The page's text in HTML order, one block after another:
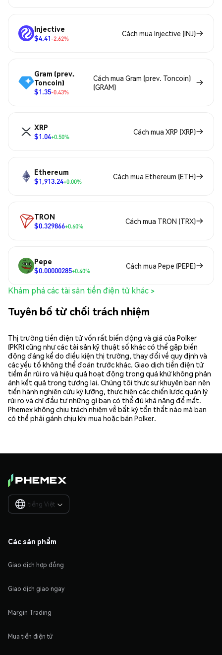
Injective
$4.41-2.62%
Cách mua Injective (INJ)
Gram (prev.
Toncoin)
$1.35-0.43%
Cách mua Gram (prev. Toncoin)
(GRAM)
XRP
$1.04+0.50%
Cách mua XRP (XRP)
Ethereum
$1,913.24+0.00%
Cách mua Ethereum (ETH)
TRON
$0.329866+0.60%
Cách mua TRON (TRX)
Pepe
$0.00000285+0.40%
Cách mua Pepe (PEPE)
Khám phá các tài sản tiền điện tử khác >
Tuyên bố từ chối trách nhiệm
Thị trường tiền điện tử vốn rất biến động và giá của Polker
(PKR) cũng như các tài sản kỹ thuật số khác có thể gặp biến
động đáng kể do điều kiện thị trường, thay đổi về quy định và
các yếu tố không thể đoán trước khác. Giao dịch tiền điện tử
tiềm ẩn rủi ro và hiệu quả hoạt động trong quá khứ không phản
ánh kết quả trong tương lai. Chúng tôi thực sự khuyên bạn nên
tiến hành nghiên cứu kỹ lưỡng, thực hiện các chiến lược quản lý
rủi ro và chỉ đầu tư những gì bạn có thể đủ khả năng để mất.
Phemex không chịu trách nhiệm về bất kỳ tổn thất nào mà bạn
có thể phải gánh chịu khi mua hoặc bán Polker.
tiếng Việt 
Các sản phẩm
Giao dịch hợp đồng
Giao dịch giao ngay
Margin Trading
Mua tiền điện tử